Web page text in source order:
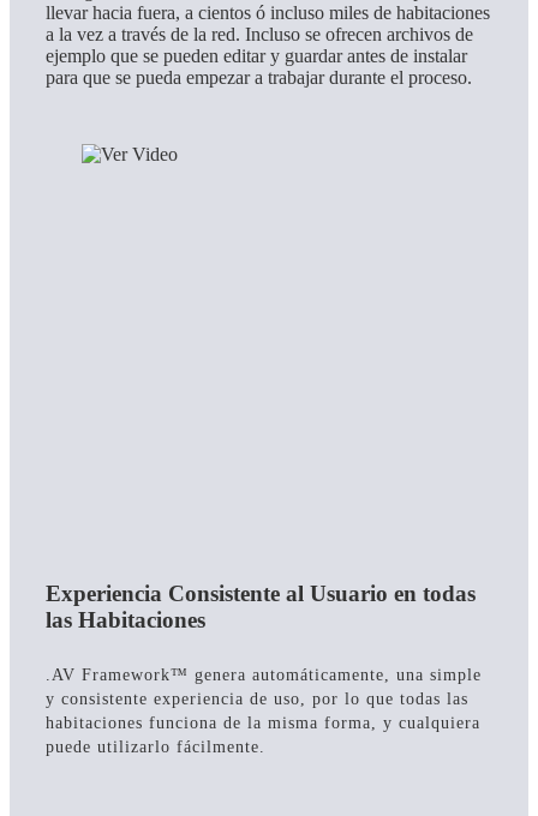
llevar hacia fuera, a cientos ó incluso miles de habitaciones
a la vez a través de la red. Incluso se ofrecen archivos de
ejemplo que se pueden editar y guardar antes de instalar
para que se pueda empezar a trabajar durante el proceso.
Experiencia Consistente al Usuario en todas
las Habitaciones
.AV Framework™ genera automáticamente, una simple
y consistente experiencia de uso, por lo que todas las
habitaciones funciona de la misma forma, y cualquiera
puede utilizarlo fácilmente.